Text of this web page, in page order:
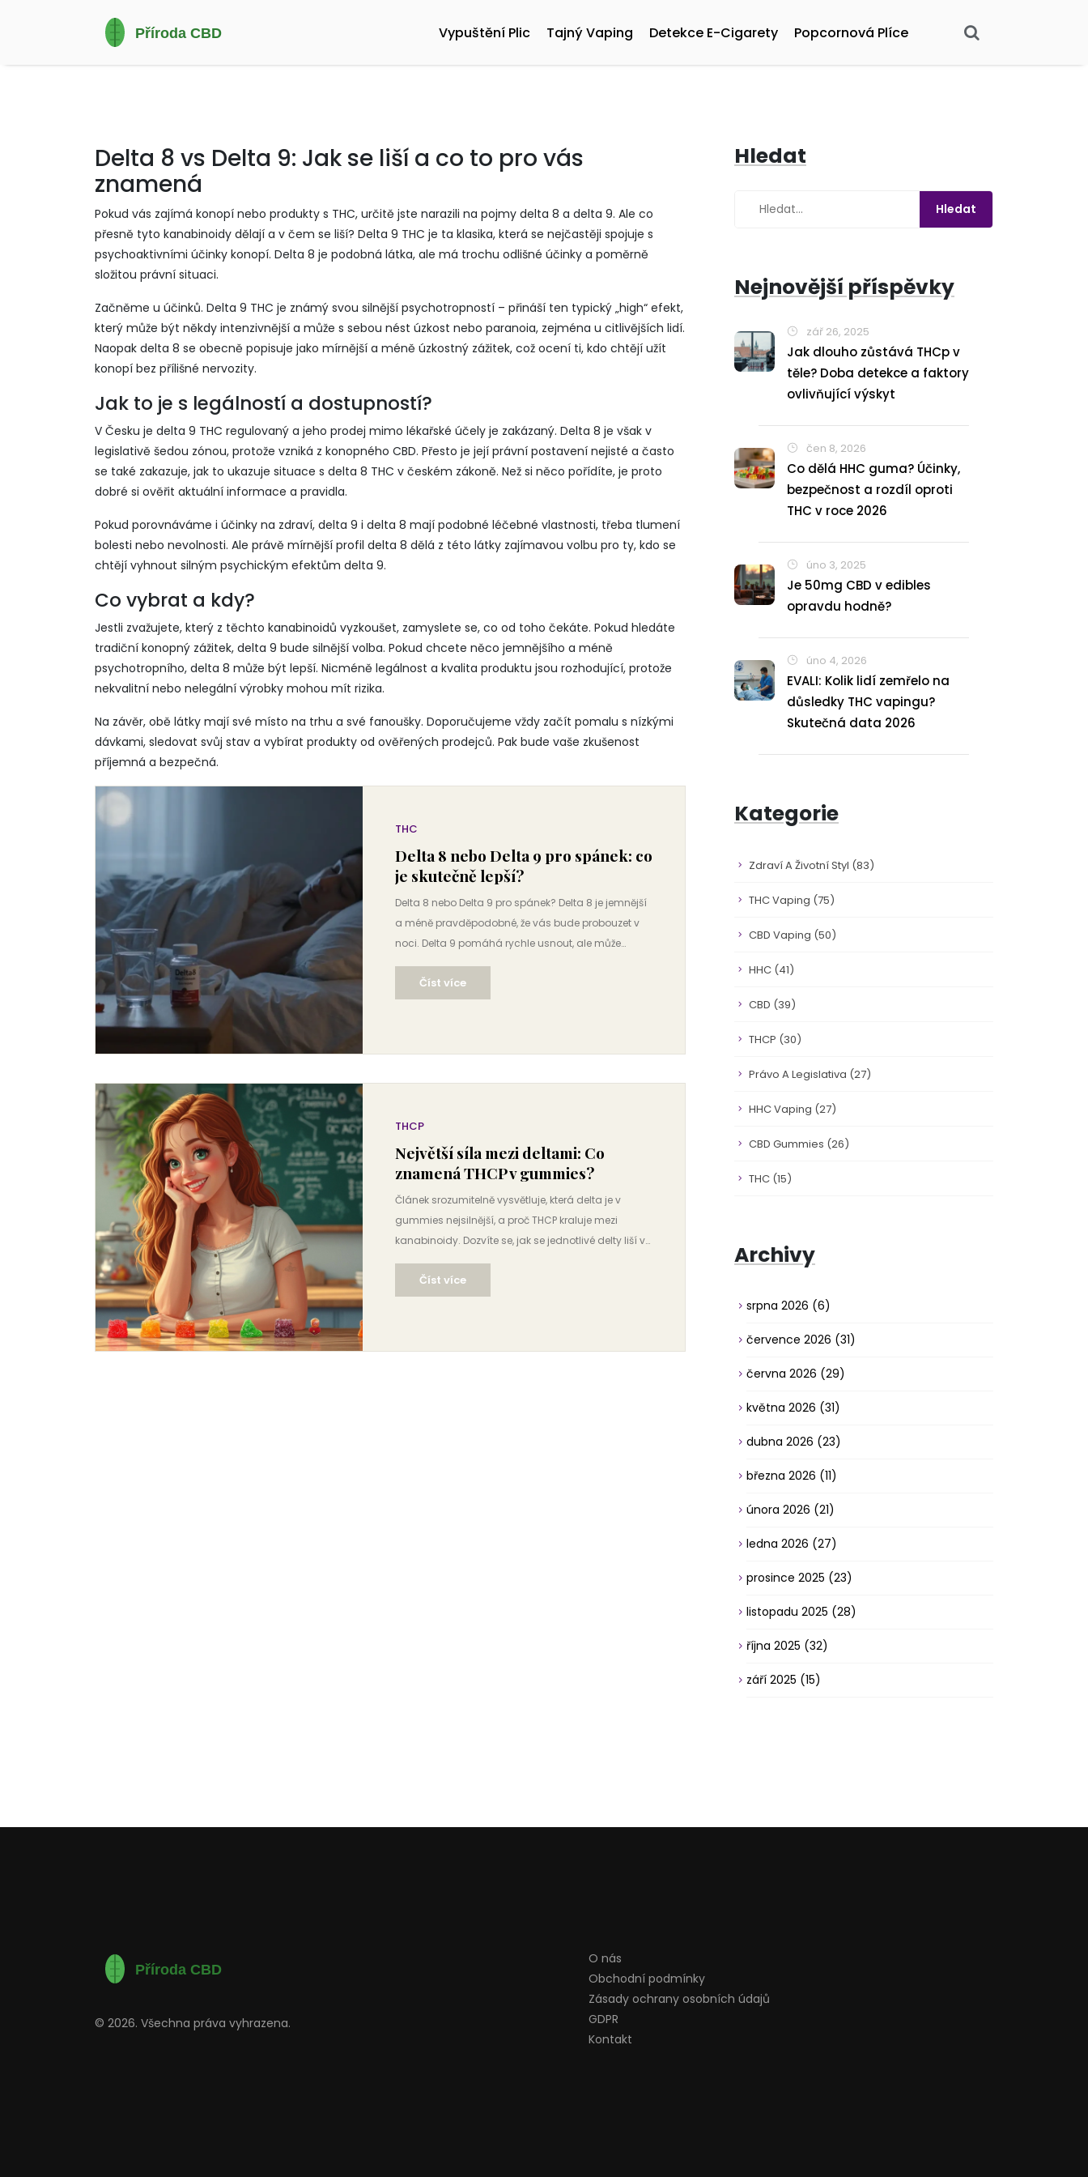
Vypuštění Plic Tajný Vaping Detekce E-Cigarety Popcornová Plíce
Delta 8 vs Delta 9: Jak se liší a co to pro vás
znamená
Pokud vás zajímá konopí nebo produkty s THC, určitě jste narazili na pojmy delta 8 a delta 9. Ale co
přesně tyto kanabinoidy dělají a v čem se liší? Delta 9 THC je ta klasika, která se nejčastěji spojuje s
psychoaktivními účinky konopí. Delta 8 je podobná látka, ale má trochu odlišné účinky a poměrně
složitou právní situaci.
Začněme u účinků. Delta 9 THC je známý svou silnější psychotropností – přináší ten typický „high“ efekt,
který může být někdy intenzivnější a může s sebou nést úzkost nebo paranoia, zejména u citlivějších lidí.
Naopak delta 8 se obecně popisuje jako mírnější a méně úzkostný zážitek, což ocení ti, kdo chtějí užít
konopí bez přílišné nervozity.
Jak to je s legálností a dostupností?
V Česku je delta 9 THC regulovaný a jeho prodej mimo lékařské účely je zakázaný. Delta 8 je však v
legislativě šedou zónou, protože vzniká z konopného CBD. Přesto je její právní postavení nejisté a často
se také zakazuje, jak to ukazuje situace s delta 8 THC v českém zákoně. Než si něco pořídíte, je proto
dobré si ověřit aktuální informace a pravidla.
Pokud porovnáváme i účinky na zdraví, delta 9 i delta 8 mají podobné léčebné vlastnosti, třeba tlumení
bolesti nebo nevolnosti. Ale právě mírnější profil delta 8 dělá z této látky zajímavou volbu pro ty, kdo se
chtějí vyhnout silným psychickým efektům delta 9.
Co vybrat a kdy?
Jestli zvažujete, který z těchto kanabinoidů vyzkoušet, zamyslete se, co od toho čekáte. Pokud hledáte
tradiční konopný zážitek, delta 9 bude silnější volba. Pokud chcete něco jemnějšího a méně
psychotropního, delta 8 může být lepší. Nicméně legálnost a kvalita produktu jsou rozhodující, protože
nekvalitní nebo nelegální výrobky mohou mít rizika.
Na závěr, obě látky mají své místo na trhu a své fanoušky. Doporučujeme vždy začít pomalu s nízkými
dávkami, sledovat svůj stav a vybírat produkty od ověřených prodejců. Pak bude vaše zkušenost
příjemná a bezpečná.
THC
Delta 8 nebo Delta 9 pro spánek: co
je skutečně lepší?
Delta 8 nebo Delta 9 pro spánek? Delta 8 je jemnější
a méně pravděpodobné, že vás bude probouzet v
noci. Delta 9 pomáhá rychle usnout, ale může
způsobit neklidný spánek. Zjistěte, který je skutečně
lepší pro hluboký odpočinek.
Číst více
THCP
Největší síla mezi deltami: Co
znamená THCP v gummies?
Článek srozumitelně vysvětluje, která delta je v
gummies nejsilnější, a proč THCP kraluje mezi
kanabinoidy. Dozvíte se, jak se jednotlivé delty liší v
účincích, co přesně znamená vysoká potence THCP
a jak na dávkování i výběr kvalitních gummies.
Nechybí ani tipy pro bezpečné a smysluplné
Číst více
Hledat
Nejnovější příspěvky
zář 26, 2025
Jak dlouho zůstává THCp v
těle? Doba detekce a faktory
ovlivňující výskyt
čen 8, 2026
Co dělá HHC guma? Účinky,
bezpečnost a rozdíl oproti
THC v roce 2026
úno 3, 2025
Je 50mg CBD v edibles
opravdu hodně?
úno 4, 2026
EVALI: Kolik lidí zemřelo na
důsledky THC vapingu?
Skutečná data 2026
Kategorie
Zdraví A Životní Styl (83)
THC Vaping (75)
CBD Vaping (50)
HHC (41)
CBD (39)
THCP (30)
Právo A Legislativa (27)
HHC Vaping (27)
CBD Gummies (26)
THC (15)
Archivy
srpna 2026 (6)
července 2026 (31)
června 2026 (29)
května 2026 (31)
dubna 2026 (23)
března 2026 (11)
února 2026 (21)
ledna 2026 (27)
prosince 2025 (23)
listopadu 2025 (28)
října 2025 (32)
září 2025 (15)
© 2026. Všechna práva vyhrazena.
O nás
Obchodní podmínky
Zásady ochrany osobních údajů
GDPR
Kontakt